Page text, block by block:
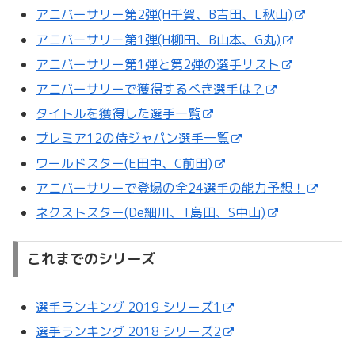
アニバーサリー第2弾(H千賀、B吉田、L秋山)
アニバーサリー第1弾(H柳田、B山本、G丸)
アニバーサリー第1弾と第2弾の選手リスト
アニバーサリーで獲得するべき選手は？
タイトルを獲得した選手一覧
プレミア12の侍ジャパン選手一覧
ワールドスター(E田中、C前田)
アニバーサリーで登場の全24選手の能力予想！
ネクストスター(De細川、T島田、S中山)
これまでのシリーズ
選手ランキング 2019 シリーズ1
選手ランキング 2018 シリーズ2